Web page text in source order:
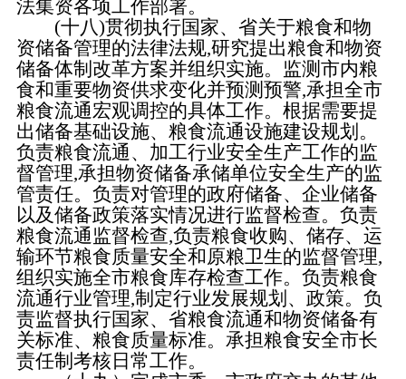
法集资各项工作部署。
(十八)贯彻执行国家、省关于粮食和物
资储备管理的法律法规,研究提出粮食和物资
储备体制改革方案并组织实施。监测市内粮
食和重要物资供求变化并预测预警,承担全市
粮食流通宏观调控的具体工作。根据需要提
出储备基础设施、粮食流通设施建设规划。
负责粮食流通、加工行业安全生产工作的监
督管理,承担物资储备承储单位安全生产的监
管责任。负责对管理的政府储备、企业储备
以及储备政策落实情况进行监督检查。负责
粮食流通监督检查,负责粮食收购、储存、运
输环节粮食质量安全和原粮卫生的监督管理,
组织实施全市粮食库存检查工作。负责粮食
流通行业管理,制定行业发展规划、政策。负
责监督执行国家、省粮食流通和物资储备有
关标准、粮食质量标准。承担粮食安全市长
责任制考核日常工作。